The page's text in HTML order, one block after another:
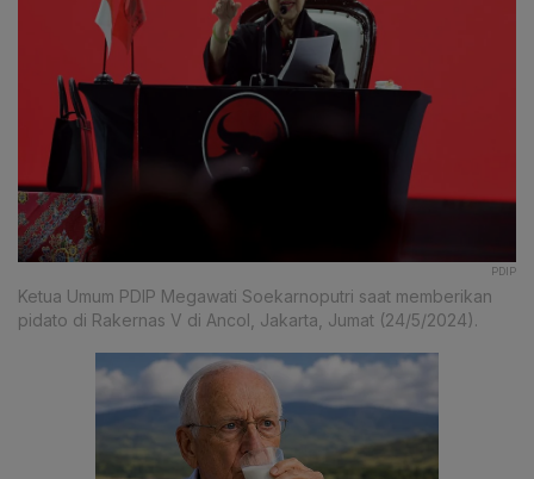
PDIP
Ketua Umum PDIP Megawati Soekarnoputri saat memberikan
pidato di Rakernas V di Ancol, Jakarta, Jumat (24/5/2024).